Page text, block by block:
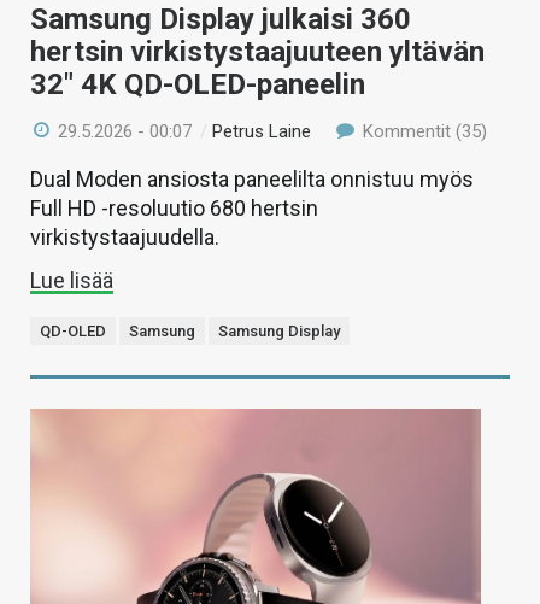
Samsung Display julkaisi 360
hertsin virkistystaajuuteen yltävän
32″ 4K QD-OLED-paneelin
29.5.2026 - 00:07 /Petrus Laine Kommentit (35)
Dual Moden ansiosta paneelilta onnistuu myös
Full HD -resoluutio 680 hertsin
virkistystaajuudella.
Lue lisää
QD-OLED Samsung Samsung Display